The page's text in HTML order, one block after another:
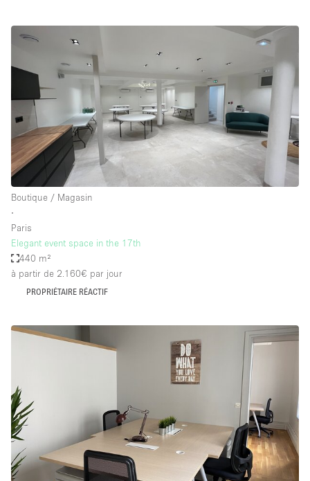
Boutique / Magasin
∙
Paris
Elegant event space in the 17th
440 m²
à partir de 2.160€ par jour
PROPRIÉTAIRE RÉACTIF